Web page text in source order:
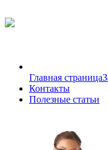
Главная страница
Контакты
Полезные статьи